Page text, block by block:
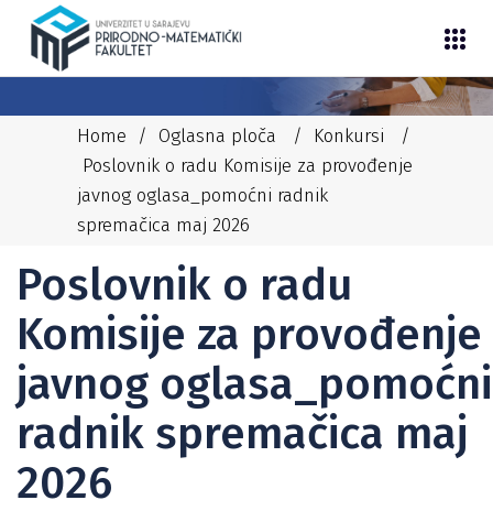
Home / Oglasna ploča / Konkursi
/
Poslovnik o radu Komisije za provođenje
javnog oglasa_pomoćni radnik
spremačica maj 2026
22/05/2026 NEDIM KONKURSI
Poslovnik o radu
Komisije za provođenje
javnog oglasa_pomoćni
radnik spremačica maj
2026